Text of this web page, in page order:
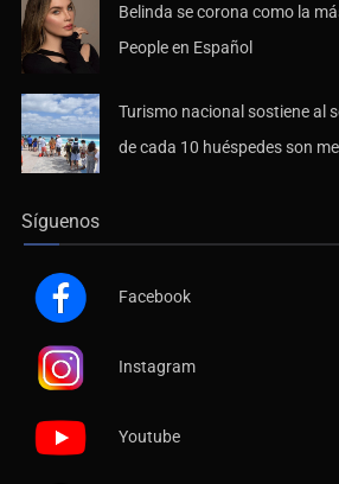
Belinda se corona como la
People en Español
Turismo nacional sostiene al
de cada 10 huéspedes son
Síguenos
Facebook
Instagram
Youtube